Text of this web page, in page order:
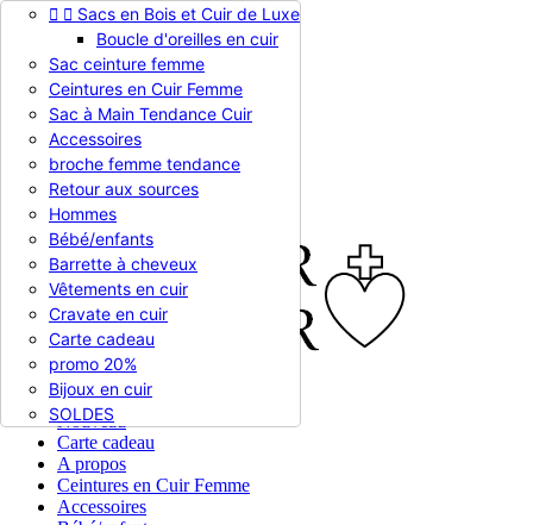
Appelez-nous :0786510612
EUR € 
EUR €
RUB RUB
Connexion
shopping_cart Panier (0)
  En stock
  Sacs en Bois et Cuir de Luxe
Boucle d'oreilles en cuir
Sac ceinture femme
Ceintures en Cuir Femme
Sac à Main Tendance Cuir
Accessoires
broche femme tendance
Retour aux sources
Hommes
Bébé/enfants
Barrette à cheveux
Vêtements en cuir
Cravate en cuir
Carte cadeau
promo 20%
Bijoux en cuir
SOLDES
Nouveau
Carte cadeau
A propos
Ceintures en Cuir Femme
Accessoires